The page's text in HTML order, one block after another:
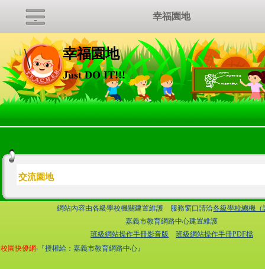
幸福園地
Just DO IT!!!
交流園地
網站內容由各級學校機關建置維護 服務窗口請洽各級學校總機（
嘉義市教育網路中心建置維護
班級網站操作手冊影音版
班級網站操作手冊PDF檔
校園快優網‧『授權給：嘉義市教育網路中心』
幸福園地